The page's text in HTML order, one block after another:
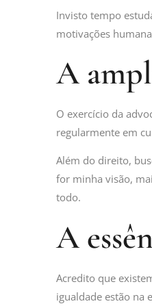
Invisto tempo
motivações
A
O exercício da
regularmente em
Além do direito,
for minha visão,
todo.
A
Acredito que
igualdade estão na